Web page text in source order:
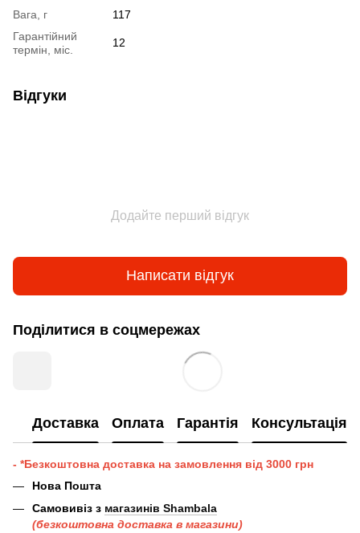
Вага, г
117
Гарантійний
термін, міс.
12
Відгуки
Додайте перший відгук
Написати відгук
Поділитися в соцмережах
Доставка Оплата Гарантія Консультація
- *Безкоштовна доставка на замовлення від 3000 грн
Нова Пошта
Самовивіз з магазинів Shambala
(безкоштовна доставка в магазини)